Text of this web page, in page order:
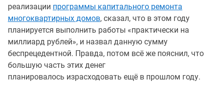
реализации программы капитального ремонта
многоквартирных домов, сказал, что в этом году
планируется выполнить работы «практически на
миллиард рублей», и назвал данную сумму
беспрецедентной. Правда, потом всё же пояснил, что
большую часть этих денег
планировалось израсходовать ещё в прошлом году.